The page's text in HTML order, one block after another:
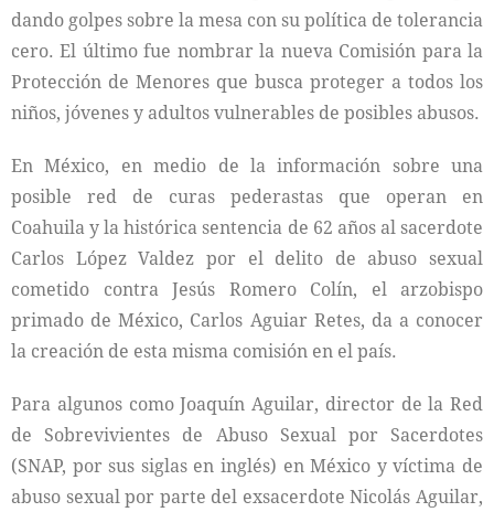
dando golpes sobre la mesa con su política de tolerancia
cero. El último fue nombrar la nueva Comisión para la
Protección de Menores que busca proteger a todos los
niños, jóvenes y adultos vulnerables de posibles abusos.
En México, en medio de la información sobre una
posible red de curas pederastas que operan en
Coahuila y la histórica sentencia de 62 años al sacerdote
Carlos López Valdez por el delito de abuso sexual
cometido contra Jesús Romero Colín, el arzobispo
primado de México, Carlos Aguiar Retes, da a conocer
la creación de esta misma comisión en el país.
Para algunos como Joaquín Aguilar, director de la Red
de Sobrevivientes de Abuso Sexual por Sacerdotes
(SNAP, por sus siglas en inglés) en México y víctima de
abuso sexual por parte del exsacerdote Nicolás Aguilar,